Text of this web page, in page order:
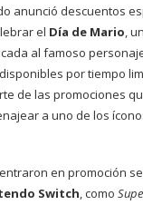
anunció descuentos
el Día de Mario,
al famoso
por tiempo
de las promociones
a uno de los
en promoción
Switch, como